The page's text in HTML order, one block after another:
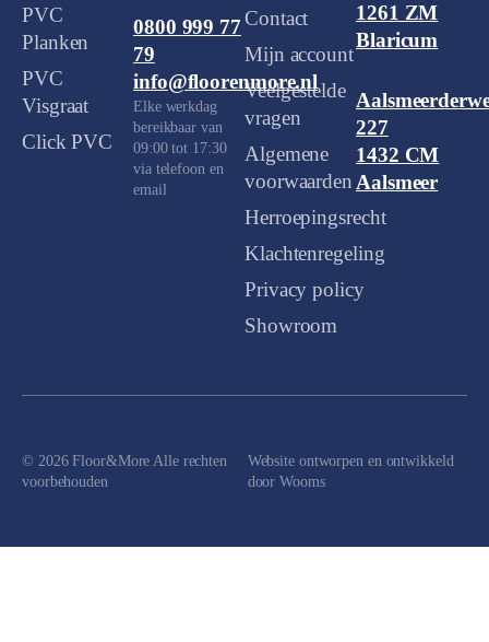
PVC
Planken
PVC
Visgraat
Click PVC
0800 999 77
79
info@floorenmore.nl
Elke werkdag
bereikbaar van
09:00 tot 17:30
via telefoon en
email
Contact
Mijn account
Veelgestelde
vragen
Algemene
voorwaarden
Herroepingsrecht
Klachtenregeling
Privacy policy
Showroom
1261 ZM
Blaricum
227
1432 CM
Aalsmeer
© 2026 Floor&More Alle rechten
voorbehouden
Website ontworpen en ontwikkeld
doorWooms